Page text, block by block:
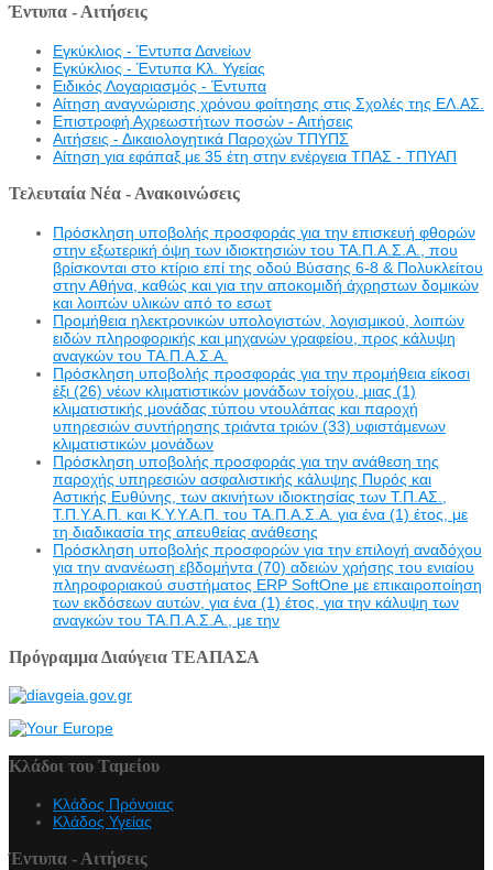
Έντυπα - Αιτήσεις
Εγκύκλιος - Έντυπα Δανείων
Εγκύκλιος - Έντυπα Κλ. Υγείας
Eιδικός Λογαριασμός - Έντυπα
Αίτηση αναγνώρισης χρόνου φοίτησης στις Σχολές της ΕΛ.ΑΣ.
Επιστροφή Αχρεωστήτων ποσών - Αιτήσεις
Αιτήσεις - Δικαιολογητικά Παροχών ΤΠΥΠΣ
Αίτηση για εφάπαξ με 35 έτη στην ενέργεια ΤΠΑΣ - ΤΠΥΑΠ
Τελευταία Νέα - Ανακοινώσεις
Πρόσκληση υποβολής προσφοράς για την επισκευή φθορών
στην εξωτερική όψη των ιδιοκτησιών του ΤΑ.Π.Α.Σ.Α., που
βρίσκονται στο κτίριο επί της οδού Βύσσης 6-8 & Πολυκλείτου
στην Αθήνα, καθώς και για την αποκομιδή άχρηστων δομικών
και λοιπών υλικών από το εσωτ
Προμήθεια ηλεκτρονικών υπολογιστών, λογισμικού, λοιπών
ειδών πληροφορικής και μηχανών γραφείου, προς κάλυψη
αναγκών του ΤΑ.Π.Α.Σ.Α.
Πρόσκληση υποβολής προσφοράς για την προμήθεια είκοσι
έξι (26) νέων κλιματιστικών μονάδων τοίχου, μιας (1)
κλιματιστικής μονάδας τύπου ντουλάπας και παροχή
υπηρεσιών συντήρησης τριάντα τριών (33) υφιστάμενων
κλιματιστικών μονάδων
Πρόσκληση υποβολής προσφοράς για την ανάθεση της
παροχής υπηρεσιών ασφαλιστικής κάλυψης Πυρός και
Αστικής Ευθύνης, των ακινήτων ιδιοκτησίας των Τ.Π.ΑΣ.,
Τ.Π.Υ.Α.Π. και Κ.Υ.Υ.Α.Π. του ΤΑ.Π.Α.Σ.Α. για ένα (1) έτος, με
τη διαδικασία της απευθείας ανάθεσης
Πρόσκληση υποβολής προσφορών για την επιλογή αναδόχου
για την ανανέωση εβδομήντα (70) αδειών χρήσης του ενιαίου
πληροφοριακού συστήματος ERP SoftOne με επικαιροποίηση
των εκδόσεων αυτών, για ένα (1) έτος, για την κάλυψη των
αναγκών του ΤΑ.Π.Α.Σ.Α., με την
Πρόγραμμα Διαύγεια ΤΕΑΠΑΣΑ
Κλάδοι του Ταμείου
Κλάδος Πρόνοιας
Κλάδος Υγείας
Έντυπα - Αιτήσεις